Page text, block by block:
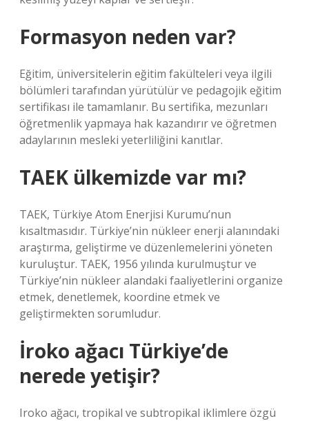
Formasyon neden var?
Eğitim, üniversitelerin eğitim fakülteleri veya ilgili
bölümleri tarafından yürütülür ve pedagojik eğitim
sertifikası ile tamamlanır. Bu sertifika, mezunları
öğretmenlik yapmaya hak kazandırır ve öğretmen
adaylarının mesleki yeterliliğini kanıtlar.
TAEK ülkemizde var mı?
TAEK, Türkiye Atom Enerjisi Kurumu’nun
kısaltmasıdır. Türkiye’nin nükleer enerji alanındaki
araştırma, geliştirme ve düzenlemelerini yöneten
kuruluştur. TAEK, 1956 yılında kurulmuştur ve
Türkiye’nin nükleer alandaki faaliyetlerini organize
etmek, denetlemek, koordine etmek ve
geliştirmekten sorumludur.
İroko ağacı Türkiye’de
nerede yetişir?
Iroko ağacı, tropikal ve subtropikal iklimlere özgü